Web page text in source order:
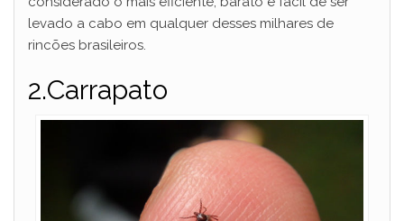
levado a cabo em qualquer desses milhares de
rincões brasileiros.
2.Carrapato